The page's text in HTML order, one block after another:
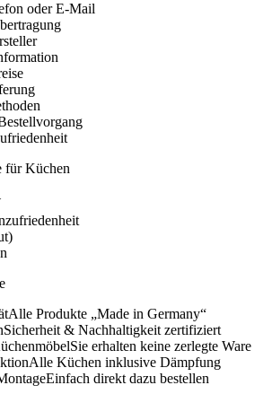
oder E-Mail
für Küchen
Alle Produkte „Made in Germany“
Sicherheit & Nachhaltigkeit zertifiziert
Sie erhalten keine zerlegte Ware
Alle Küchen inklusive Dämpfung
Einfach direkt dazu bestellen